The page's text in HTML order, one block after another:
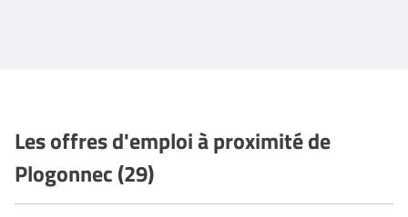
Les offres d'emploi à proximité de
Plogonnec (29)